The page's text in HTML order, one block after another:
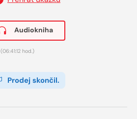
Audiokniha
(06:41:12 hod.)
Prodej skončil.